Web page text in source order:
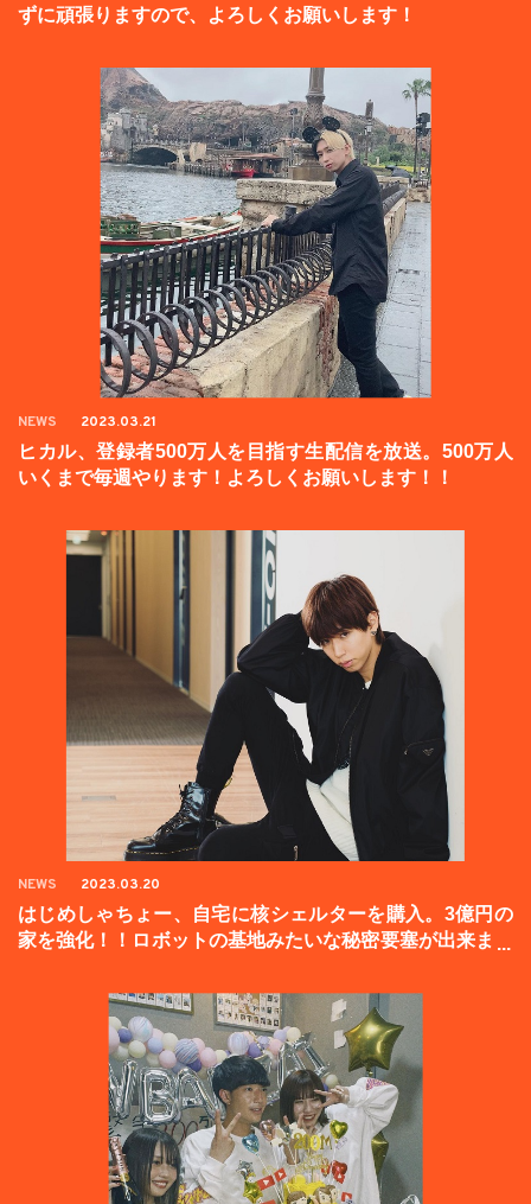
ずに頑張りますので、よろしくお願いします！
NEWS 2023.03.21
ヒカル、登録者500万人を目指す生配信を放送。500万人
いくまで毎週やります！よろしくお願いします！！
NEWS 2023.03.20
はじめしゃちょー、自宅に核シェルターを購入。3億円の
家を強化！！ロボットの基地みたいな秘密要塞が出来まし